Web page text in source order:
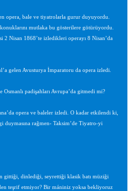
opera, bale ve tiyatrolarla gurur duyuyordu.
mutlaka bu gösterilere götürüyordu.
2 Nisan 1868’te izledikleri operayı 8 Nisan’da
gelen Avusturya İmparatoru da opera izledi.
padişahları Avrupa’da gitmedi mi?
opera ve baleler izledi. O kadar etkilendi ki,
duymasına rağmen- Taksim’de Tiyatro-yi
gittiği, dinlediği, seyrettiği klasik batı müziği
teşrif etmiyor? Bir mániniz yoksa bekliyoruz